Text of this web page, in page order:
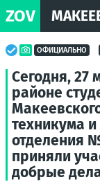
ZOV
ОФИЦИАЛЬНО
Сегодня, 27
районе
техникума
отделения
приняли
добрые